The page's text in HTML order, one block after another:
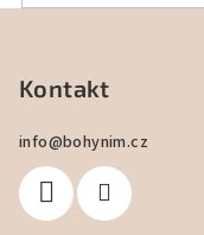
Kontakt
info@bohynim.cz